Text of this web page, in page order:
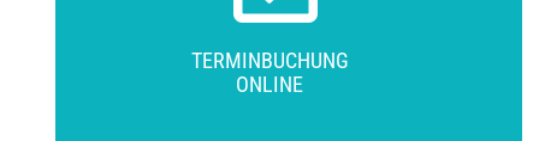
TERMINBUCHUNG
ONLINE